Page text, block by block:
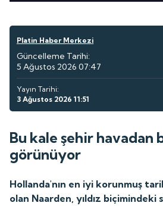
Platin Haber Merkezi
Güncelleme Tarihi:
5 Ağustos 2026 07:47
Yayın Tarihi:
3 Ağustos 2026 11:51
Bu kale şehir havadan
görünüyor
Hollanda'nın en iyi korunmuş
olan Naarden, yıldız biçimindeki